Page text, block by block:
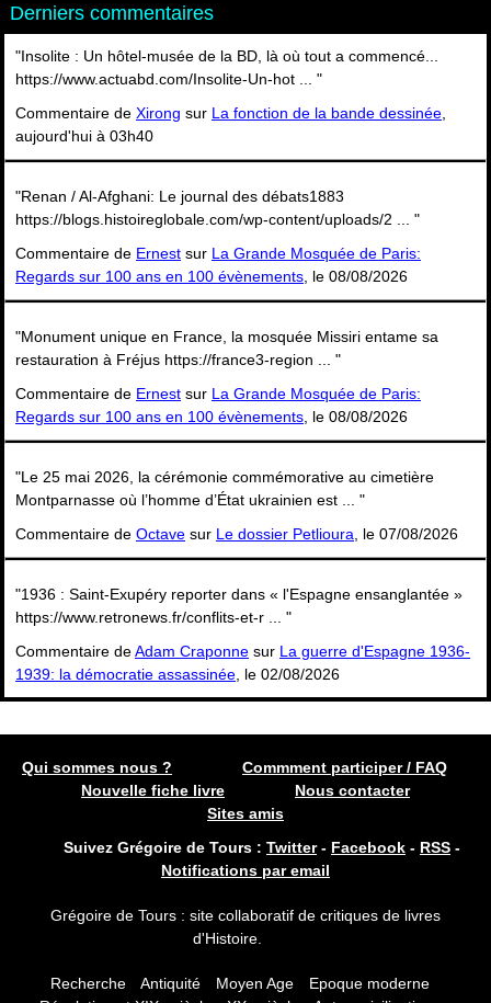
Derniers commentaires
"Insolite : Un hôtel-musée de la BD, là où tout a commencé...
https://www.actuabd.com/Insolite-Un-hot ... "
Commentaire de Xirong sur La fonction de la bande dessinée
aujourd'hui à 03h40
"Renan / Al-Afghani: Le journal des débats1883
https://blogs.histoireglobale.com/wp-content/uploads/2 ... "
Commentaire de Ernest sur La Grande Mosquée de Paris:
Regards sur 100 ans en 100 évènements , le 08/08/2026
"Monument unique en France, la mosquée Missiri entame sa
restauration à Fréjus https://france3-region ... "
Commentaire de Ernest sur La Grande Mosquée de Paris:
Regards sur 100 ans en 100 évènements , le 08/08/2026
"Le 25 mai 2026, la cérémonie commémorative au cimetière
Montparnasse où l’homme d’État ukrainien est ... "
Commentaire de Octave sur Le dossier Petlioura , le 07/08/2026
"1936 : Saint-Exupéry reporter dans « l'Espagne ensanglantée »
https://www.retronews.fr/conflits-et-r ... "
Commentaire deAdam Craponne sur La guerre d'Espagne 1936-
1939: la démocratie assassinée , le 02/08/2026
Qui sommes nous ?
Commment participer / FAQ
Nouvelle fiche livre
Nous contacter
Sites amis
Suivez Grégoire de Tours : Twitter- Facebook - RSS -
Notifications par email
Grégoire de Tours : site collaboratif de critiques de livres
d'Histoire.
Recherche Antiquité Moyen Age
Epoque moderne